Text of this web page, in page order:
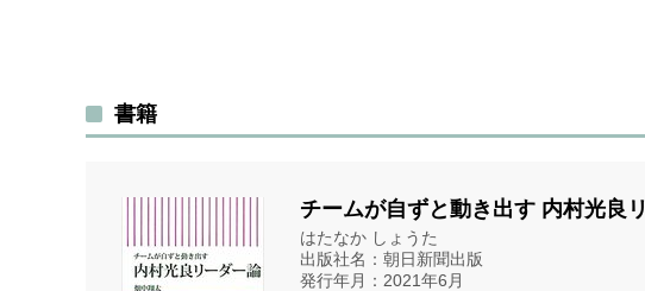
書籍
チームが自ずと動き出す 内村光良
はたなか しょうた
出版社名：朝日新聞出版
発行年月：2021年6月